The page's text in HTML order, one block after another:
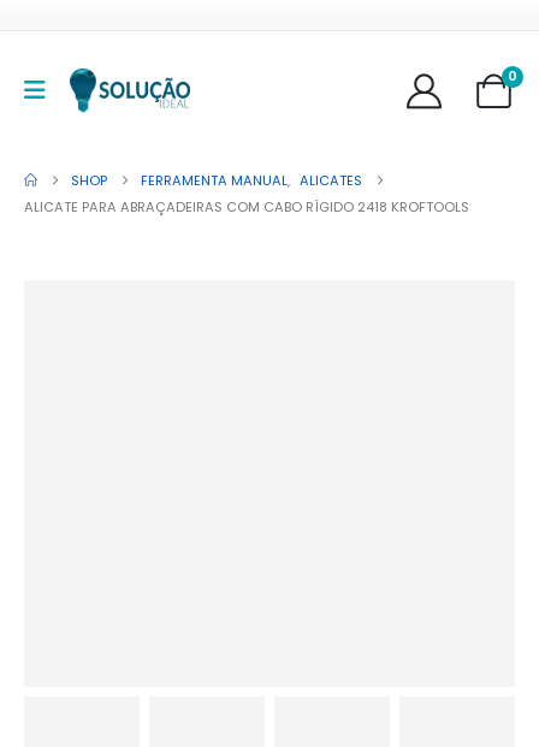
0
SHOP FERRAMENTA MANUAL, ALICATES
ALICATE PARA ABRAÇADEIRAS COM CABO RÍGIDO 2418 KROFTOOLS